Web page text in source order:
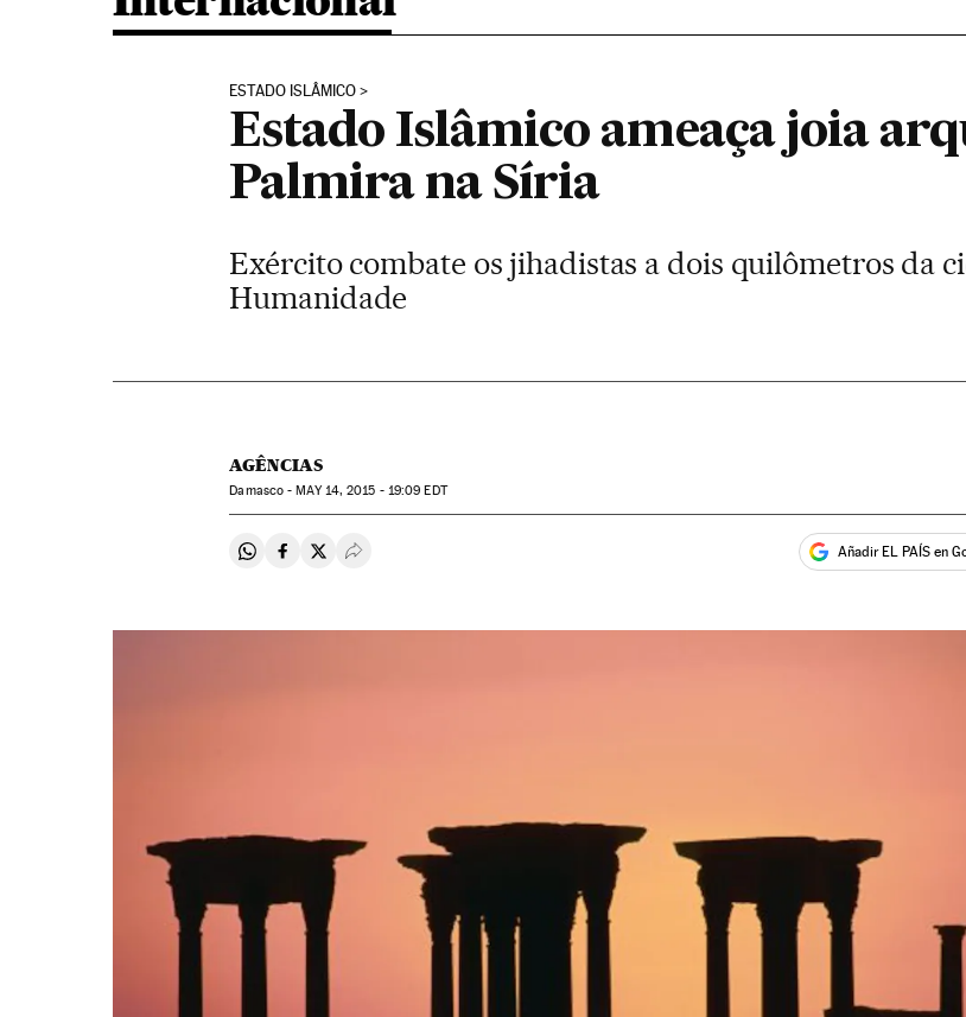
ESTADO ISLÂMICO
Estado Islâmico ameaça joia
Palmira na Síria
Exército combate os jihadistas a dois quilômetros da
Humanidade
AGÊNCIAS
Damasco -MAY14, 2015 - 19:09 EDT
Compartir en Whatsapp
Compartir en Facebook
Compartir en Twitter
Desplegar Redes Sociales Añadir EL PAÍS en